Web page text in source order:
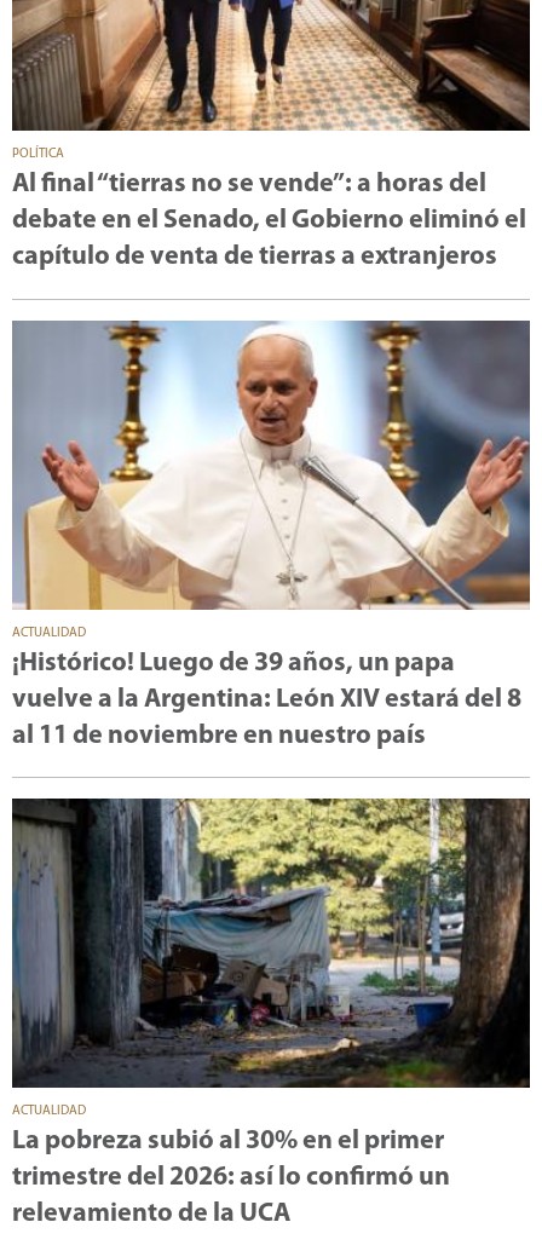
POLÍTICA
Al final “tierras no se vende”: a horas del
debate en el Senado, el Gobierno eliminó el
capítulo de venta de tierras a extranjeros
ACTUALIDAD
¡Histórico! Luego de 39 años, un papa
vuelve a la Argentina: León XIV estará del 8
al 11 de noviembre en nuestro país
ACTUALIDAD
La pobreza subió al 30% en el primer
trimestre del 2026: así lo confirmó un
relevamiento de la UCA